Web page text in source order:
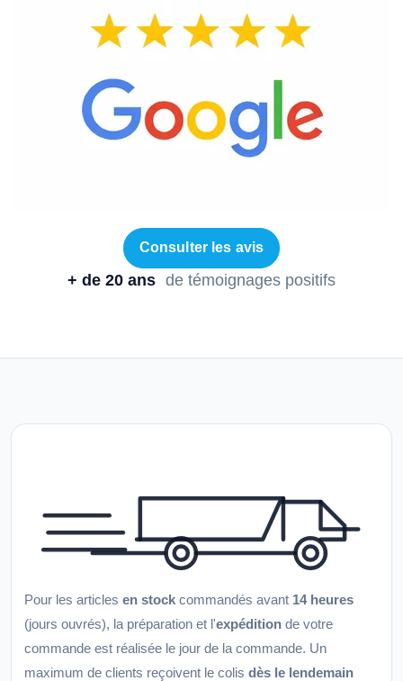
Consulter les avis
+ de 20 ans de témoignages positifs
Pour les articles en stock commandés avant 14 heures
(jours ouvrés), la préparation et l'expédition de votre
commande est réalisée le jour de la commande. Un
maximum de clients reçoivent le colis dès le lendemain